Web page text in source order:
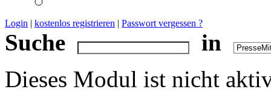
Login | kostenlos registrieren | Passwort vergessen ?
Suche
in
Dieses Modul ist nicht